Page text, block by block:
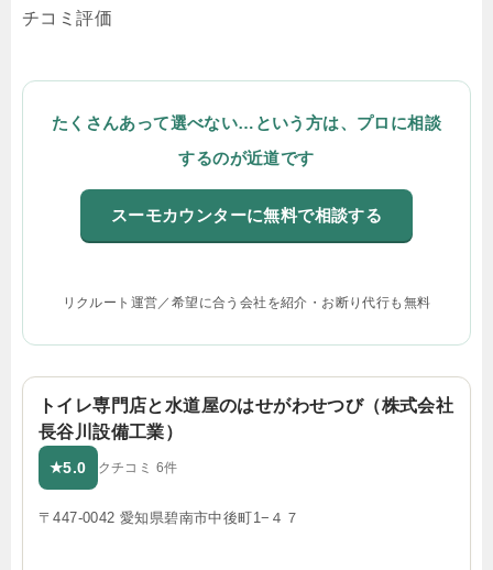
チコミ評価
たくさんあって選べない…という方は、プロに相談
するのが近道です
スーモカウンターに無料で相談する
リクルート運営／希望に合う会社を紹介・お断り代行も無料
トイレ専門店と水道屋のはせがわせつび（株式会社
長谷川設備工業）
★5.0 クチコミ 6件
〒447-0042 愛知県碧南市中後町1−４７